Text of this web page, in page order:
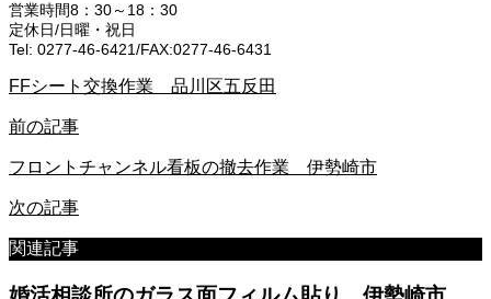
営業時間8：30～18：30
定休日/日曜・祝日
Tel: 0277-46-6421/FAX:0277-46-6431
FFシート交換作業 品川区五反田
前の記事
フロントチャンネル看板の撤去作業 伊勢崎市
次の記事
関連記事